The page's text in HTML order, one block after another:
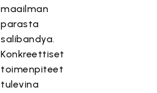
maailman
parasta
salibandya.
Konkreettiset
toimenpiteet
tulevina